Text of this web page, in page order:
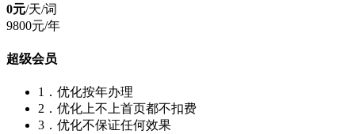
0元/天/词
9800元/年
超级会员
1．优化按年办理
2．优化上不上首页都不扣费
3．优化不保证任何效果